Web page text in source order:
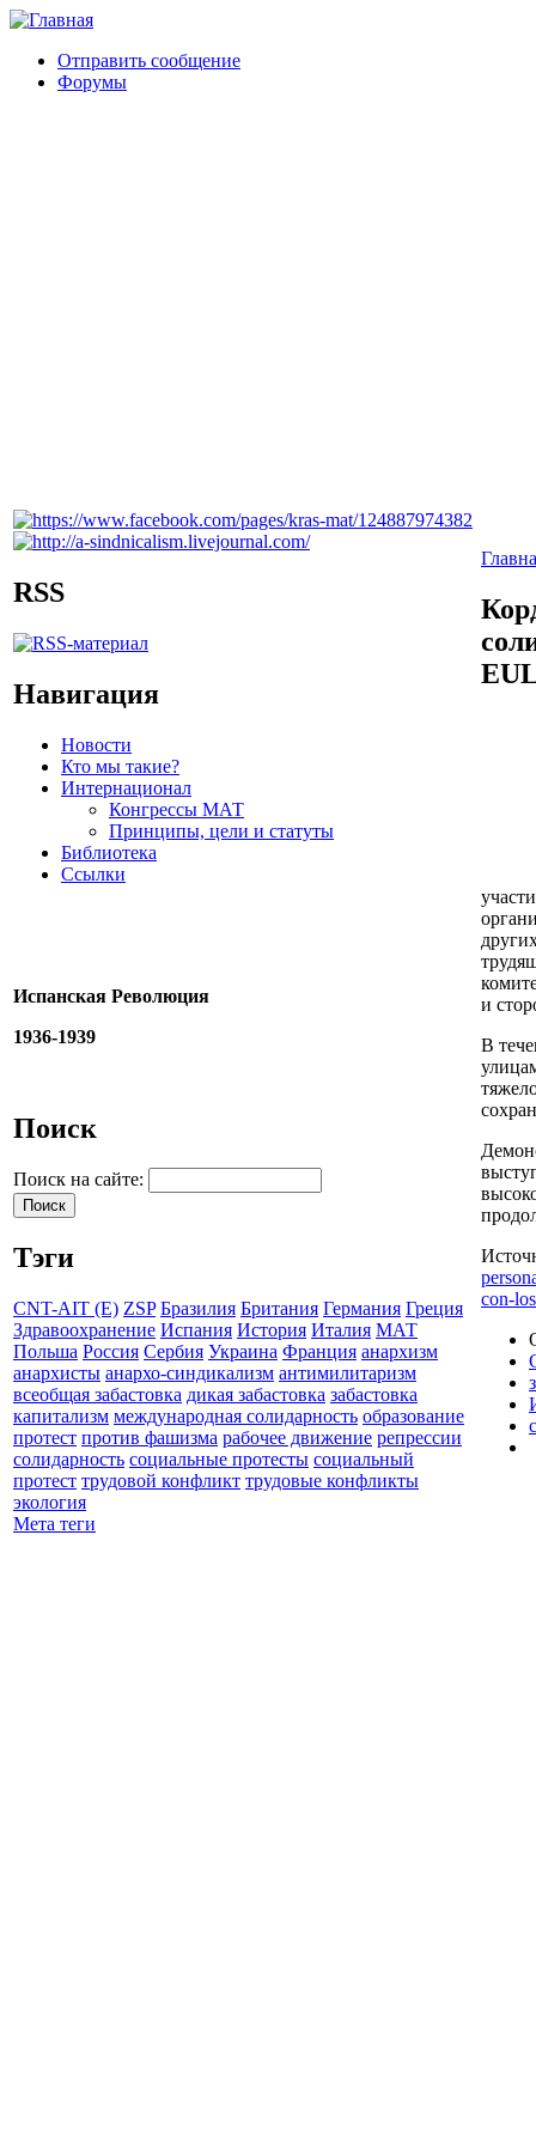
Отправить сообщение
Форумы
RSS
Навигация
Новости
Кто мы такие?
Интернационал
Конгрессы МАТ
Принципы, цели и статуты
Библиотека
Ссылки
Испанская Революция
1936-1939
Поиск
Поиск на сайте:
Тэги
CNT-AIT (E) ZSP Бразилия Британия Германия Греция
Здравоохранение Испания История Италия МАТ
Польша Россия Сербия Украина Франция анархизм
анархисты анархо-синдикализм антимилитаризм
всеобщая забастовка дикая забастовка забастовка
капитализм международная солидарность образование
протест против фашизма рабочее движение репрессии
солидарность социальные протесты социальный
протест трудовой конфликт трудовые конфликты
экология
Мета теги
и
В
con-